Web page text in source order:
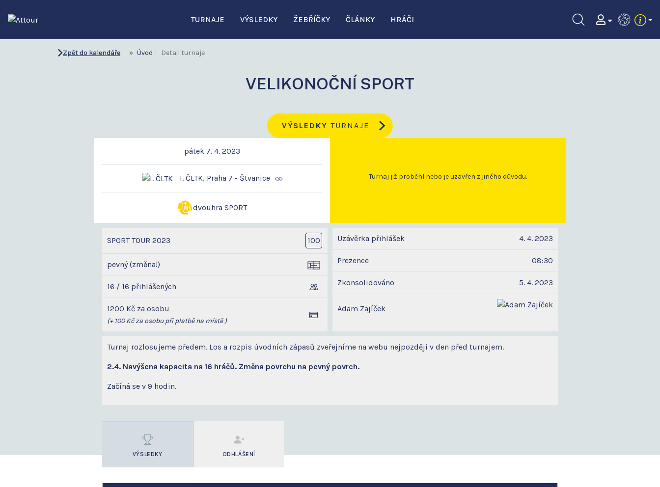
TURNAJE VÝSLEDKY ŽEBŘÍČKY ČLÁNKY HRÁČI
EN
Úvod Detail turnaje
Zpět do kalendáře
VELIKONOČNÍ SPORT
VÝSLEDKY TURNAJE
pátek 7. 4. 2023
I. ČLTK, Praha 7 - Štvanice
dvouhra SPORT
Turnaj již proběhl nebo je uzavřen z jiného důvodu.
SPORT TOUR 2023 100
pevný (změna!)
16 / 16 přihlášených
1200 Kč za osobu
(+ 100 Kč za osobu při platbě na místě )
Uzávěrka přihlášek 4. 4. 2023
Prezence 08:30
Zkonsolidováno 5. 4. 2023
Adam Zajíček
Turnaj rozlosujeme předem. Los a rozpis úvodních zápasů zveřejníme na webu nejpozději v den před turnajem.
2.4. Navýšena kapacita na 16 hráčů. Změna povrchu na pevný povrch.
Začíná se v 9 hodin.
VÝSLEDKY ODHLÁŠENÍ